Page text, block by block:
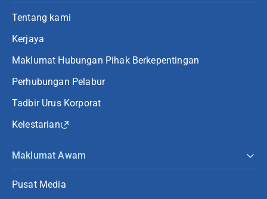
Tentang kami
Kerjaya
Maklumat Hubungan Pihak Berkepentingan
Perhubungan Pelabur
Tadbir Urus Korporat
Kelestarian
Maklumat Awam
Pusat Media